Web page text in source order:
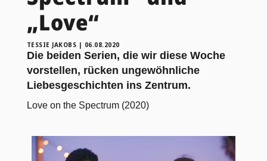
„Love“
TESSIE JAKOBS | 06.08.2020
Die beiden Serien, die wir diese Woche
vorstellen, rücken ungewöhnliche
Liebesgeschichten ins Zentrum.
Love on the Spectrum (2020)